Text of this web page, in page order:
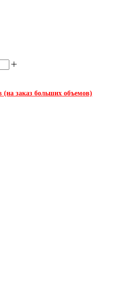
заказ больших объемов)